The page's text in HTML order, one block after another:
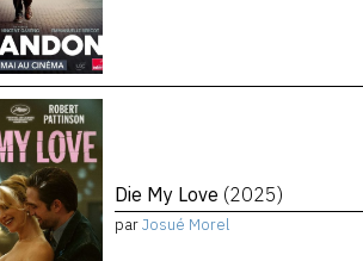
Die My Love (2025)
parJosué Morel